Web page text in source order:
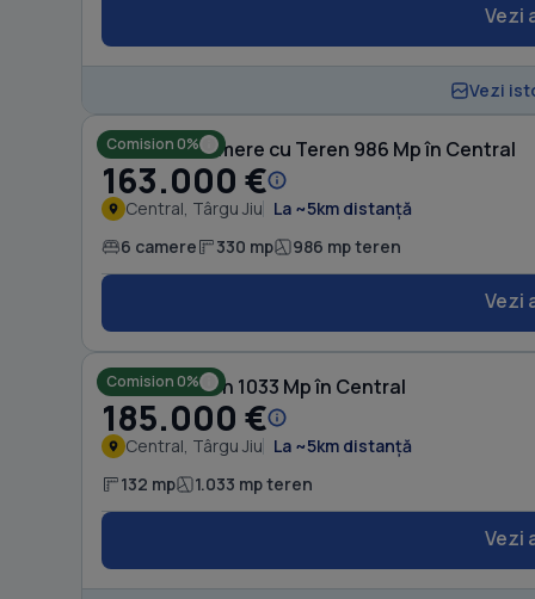
Vezi
Vezi
Comision 0%
Casă cu 6 camere cu Teren 986 Mp în Central
163.000 €
Central, Târgu Jiu La ~5km distanță
6 camere 330 mp 986 mp teren
Vezi
Comision 0%
Casă cu Teren 1033 Mp în Central
185.000 €
Central, Târgu Jiu La ~5km distanță
132 mp 1.033 mp teren
Vezi